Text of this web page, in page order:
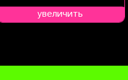
увеличить